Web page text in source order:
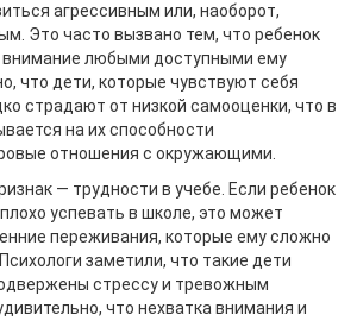
агрессивным или, наоборот,
Это часто вызвано тем, что ребенок
внимание любыми доступными ему
что дети, которые чувствуют себя
страдают от низкой самооценки, что в
на их способности
отношения с окружающими.
— трудности в учебе. Если ребенок
успевать в школе, это может
переживания, которые ему сложно
заметили, что такие дети
стрессу и тревожным
что нехватка внимания и